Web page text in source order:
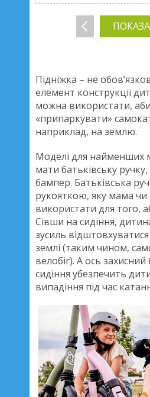
Підніжка – не
елемент конструкції
можна використати,
«припаркувати»
наприклад, на землю.
Моделі для найменших
мати батьківську
бампер. Батьківська
рукояткою, яку мама
використати для того,
Сівши на сидіння,
зусиль
землі (таким чином,
велобіг). А ось
сидіння убезпечить
випадіння під час